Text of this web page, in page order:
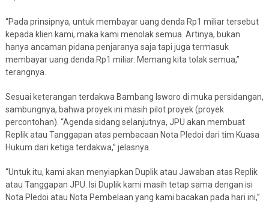
“Pada prinsipnya, untuk membayar uang denda Rp1 miliar tersebut
kepada klien kami, maka kami menolak semua. Artinya, bukan
hanya ancaman pidana penjaranya saja tapi juga termasuk
membayar uang denda Rp1 miliar. Memang kita tolak semua,”
terangnya.
Sesuai keterangan terdakwa Bambang Isworo di muka persidangan,
sambungnya, bahwa proyek ini masih pilot proyek (proyek
percontohan). “Agenda sidang selanjutnya, JPU akan membuat
Replik atau Tanggapan atas pembacaan Nota Pledoi dari tim Kuasa
Hukum dari ketiga terdakwa,” jelasnya.
“Untuk itu, kami akan menyiapkan Duplik atau Jawaban atas Replik
atau Tanggapan JPU. Isi Duplik kami masih tetap sama dengan isi
Nota Pledoi atau Nota Pembelaan yang kami bacakan pada hari ini,”